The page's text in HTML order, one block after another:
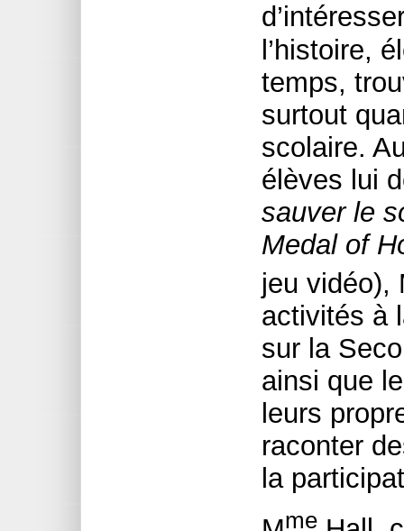
l’histoire,
temps,
surtout
scolaire.
élèves lui
sauver le
Medal of
jeu vidéo),
activités à
sur la
ainsi que
leurs
raconter
la
me